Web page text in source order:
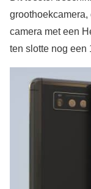
camera met een
ten slotte nog een